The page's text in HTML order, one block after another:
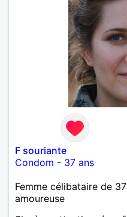
F souriante
Condom - 37 ans
Femme célibataire de
amoureuse